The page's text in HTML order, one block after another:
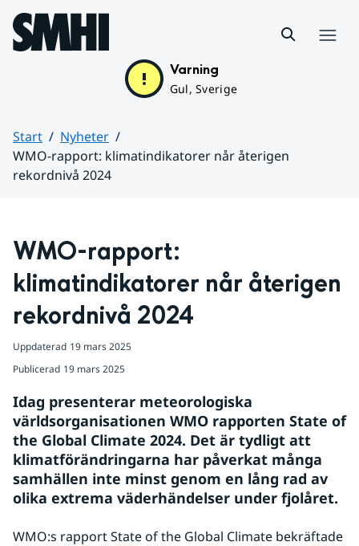
Hoppa till sidans innehåll
Varning
Gul, Sverige
Start
Nyheter
WMO-rapport: klimatindikatorer når återigen
rekordnivå 2024
WMO-rapport:
klimatindikatorer når återigen
rekordnivå 2024
Uppdaterad 19 mars 2025
Publicerad 19 mars 2025
Idag presenterar meteorologiska
världsorganisationen WMO rapporten State of
the Global Climate 2024. Det är tydligt att
klimatförändringarna har påverkat många
samhällen inte minst genom en lång rad av
olika extrema väderhändelser under fjolåret.
WMO:s rapport State of the Global Climate bekräftade